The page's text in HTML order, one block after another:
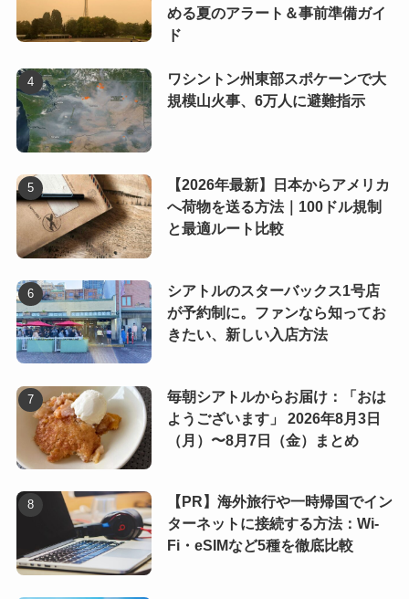
める夏のアラート＆事前準備ガイ
ド
ワシントン州東部スポケーンで大
規模山火事、6万人に避難指示
【2026年最新】日本からアメリカ
へ荷物を送る方法｜100ドル規制
と最適ルート比較
シアトルのスターバックス1号店
が予約制に。ファンなら知ってお
きたい、新しい入店方法
毎朝シアトルからお届け：「おは
ようございます」 2026年8月3日
（月）〜8月7日（金）まとめ
【PR】海外旅行や一時帰国でイン
ターネットに接続する方法：Wi-
Fi・eSIMなど5種を徹底比較